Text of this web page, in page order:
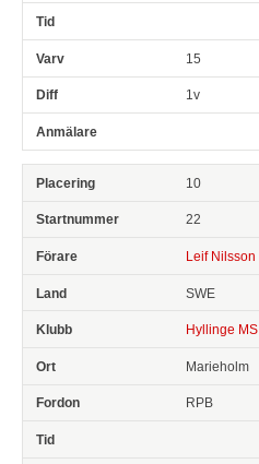
15
1v
10
22
Leif Nilsson
SWE
Hyllinge MS
Marieholm
RPB